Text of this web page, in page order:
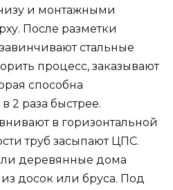
и монтажными
После разметки
стальные
процесс, заказывают
способна
2 раза быстрее.
в горизонтальной
труб засыпают ЦПС.
деревянные дома
досок или бруса. Под